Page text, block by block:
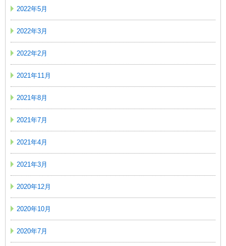
2022年5月
2022年3月
2022年2月
2021年11月
2021年8月
2021年7月
2021年4月
2021年3月
2020年12月
2020年10月
2020年7月